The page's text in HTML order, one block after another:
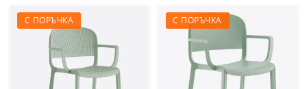
С ПОРЪЧКА С ПОРЪЧКА